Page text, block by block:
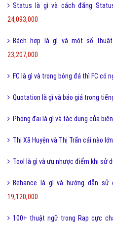
Status là gì và cách đăng
24,093,000
Bách hợp là gì và một số
23,207,000
FC là gì và trong bóng đá thì FC có
Quotation là gì và báo giá trong
Phóng đại là gì và tác dụng của
Thị Xã Huyện và Thị Trấn cái nào
Tool là gì và ưu nhược điểm khi sử
Behance là gì và hướng dẫn sử
19,120,000
100+ thuật ngữ trong Rap cực